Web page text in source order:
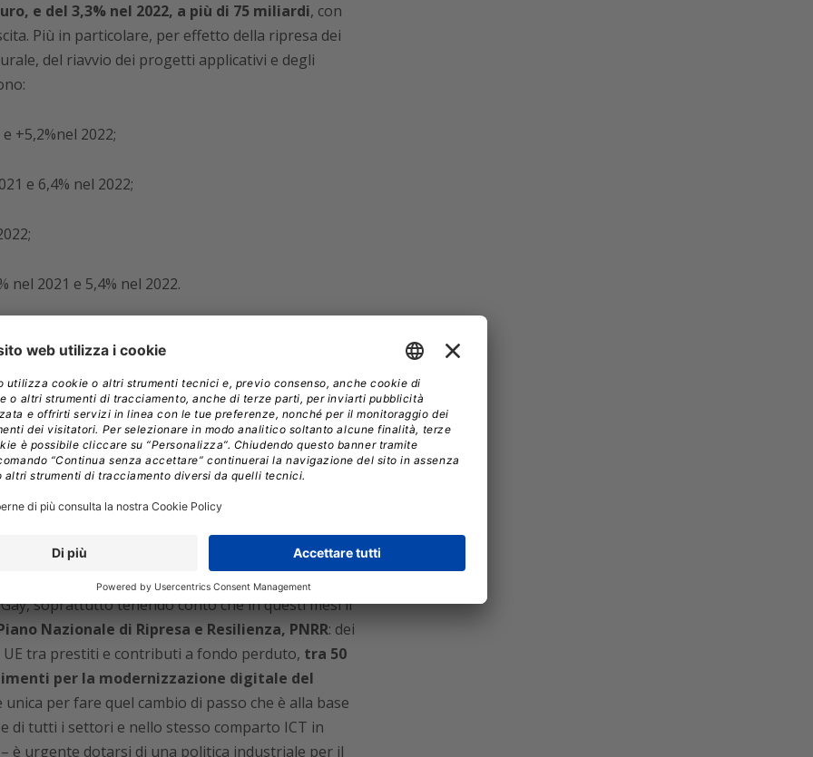
e del 3,3% nel 2022, a più di 75 miliardi, con
Più in particolare, per effetto della ripresa dei
del riavvio dei progetti applicativi e degli
+5,2%nel 2022;
e 6,4% nel 2022;
nel 2021 e 5,4% nel 2022.
una dinamica più forte per la componente
di euro, e +4,6% nel 2022) che per quella
e +1,5% nel 2022).
spesa ICT si avranno nei compartiIndustria
e Servizi(+5,4% nel 2021 e + 4,4% nel
2022),Telecomunicazioni e Media(+4%, nel
e Finanza, Utility, Trasporti e Sanità. Buone
, sia Centrale (+4,3% nel 2021 e
e +4,4% nel 2022).
soprattutto tenendo conto che in questi mesi il
Nazionale di Ripresa e Resilienza, PNRR: dei
tra prestiti e contributi a fondo perduto, tra 50
per la modernizzazione digitale del
unica per fare quel cambio di passo che è alla base
di tutti i settori e nello stesso comparto ICT in
è urgente dotarsi di una politica industriale per il